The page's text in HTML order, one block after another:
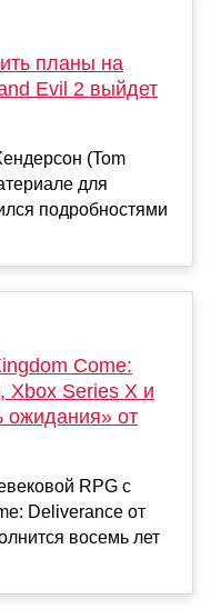
планы на
Evil 2 выйдет
(Tom
для
подробностями
Come:
Xbox Series X и
ожидания» от
RPG с
Deliverance от
восемь лет